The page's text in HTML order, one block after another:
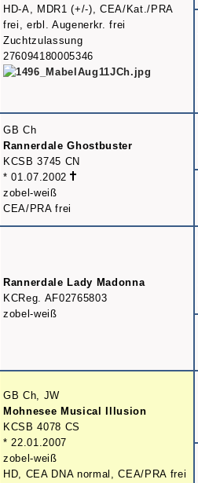
HD-A, MDR1 (+/-), CEA/Kat./PRA
frei, erbl. Augenerkr. frei
Zuchtzulassung
276094180005346
GB Ch
Rannerdale Ghostbuster
KCSB 3745 CN
* 01.07.2002
zobel-weiß
CEA/PRA frei
Rannerdale Lady Madonna
KCReg. AF02765803
zobel-weiß
GB Ch, JW
Mohnesee Musical Illusion
KCSB 4078 CS
* 22.01.2007
zobel-weiß
HD, CEA DNA normal, CEA/PRA frei